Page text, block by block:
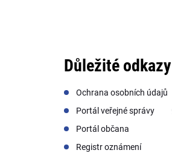
Důležité odkazy
Ochrana osobních údajů
Portál veřejné správy
Portál občana
Registr oznámení